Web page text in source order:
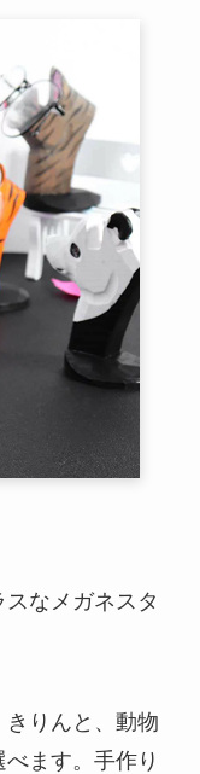
なメガネスタ
りんと、動物
ます。手作り